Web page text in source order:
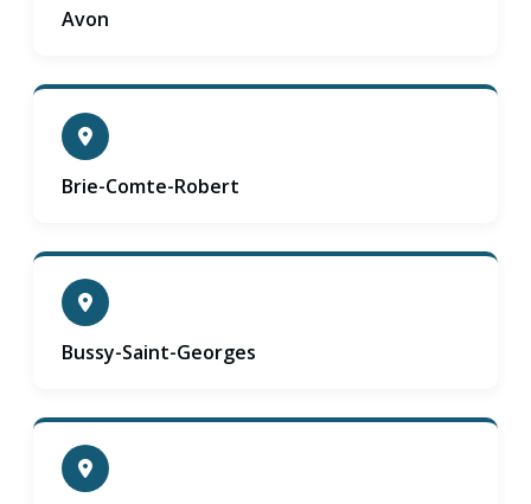
Avon
Brie-Comte-Robert
Bussy-Saint-Georges